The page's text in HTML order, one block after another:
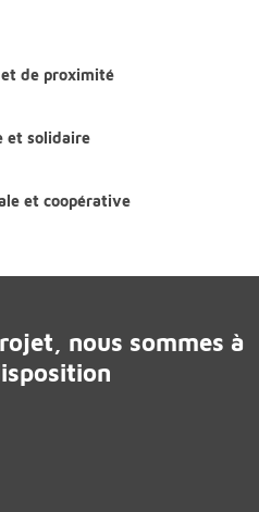
de proximité
et solidaire
et coopérative
nous sommes à